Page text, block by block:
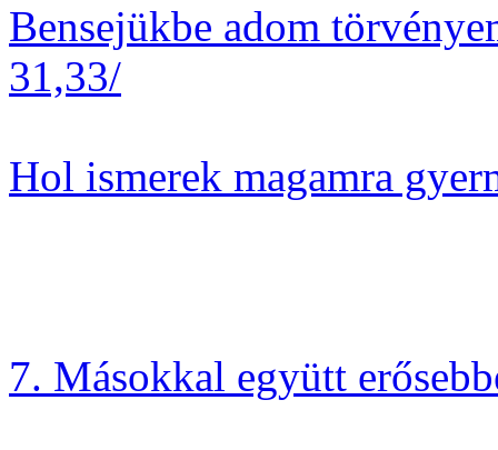
Bensejükbe adom
31,33/
Hol ismerek magamra
7. Másokkal együtt